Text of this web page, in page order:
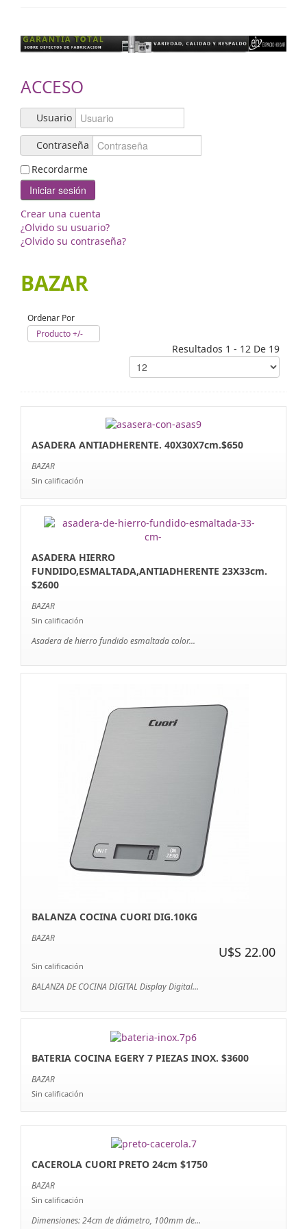
ACCESO
Usuario
Contraseña
Recordarme
Iniciar sesión
Crear una cuenta
¿Olvido su usuario?
¿Olvido su contraseña?
BAZAR
Ordenar Por
Producto +/-
Resultados 1 - 12 De 19
ASADERA ANTIADHERENTE. 40X30X7cm.$650
BAZAR
Sin calificación
ASADERA HIERRO
FUNDIDO,ESMALTADA,ANTIADHERENTE 23X33cm.
$2600
BAZAR
Sin calificación
Asadera de hierro fundido esmaltada color...
BALANZA COCINA CUORI DIG.10KG
BAZAR
U$S 22.00
Sin calificación
BALANZA DE COCINA DIGITAL Display Digital...
BATERIA COCINA EGERY 7 PIEZAS INOX. $3600
BAZAR
Sin calificación
CACEROLA CUORI PRETO 24cm $1750
BAZAR
Sin calificación
Dimensiones: 24cm de diámetro, 100mm de...